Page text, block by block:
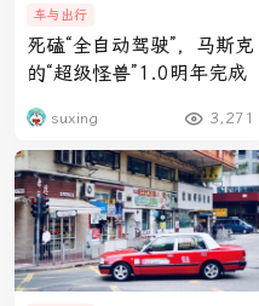
车与出行
死磕“全自动驾驶”，马斯克
的“超级怪兽”1.0明年完成
suxing 3,271